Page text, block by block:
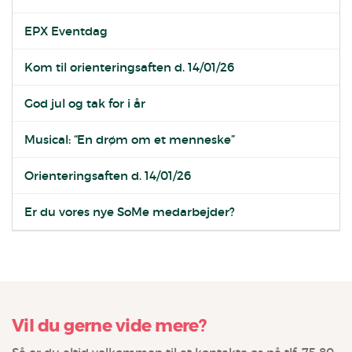
EPX Eventdag
Kom til orienteringsaften d. 14/01/26
God jul og tak for i år
Musical: “En drøm om et menneske”
Orienteringsaften d. 14/01/26
Er du vores nye SoMe medarbejder?
Vil du gerne vide mere?